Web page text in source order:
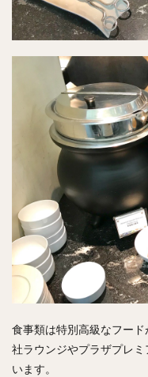
食事類は特別高級なフー
社ラウンジやプラザプレ
います。